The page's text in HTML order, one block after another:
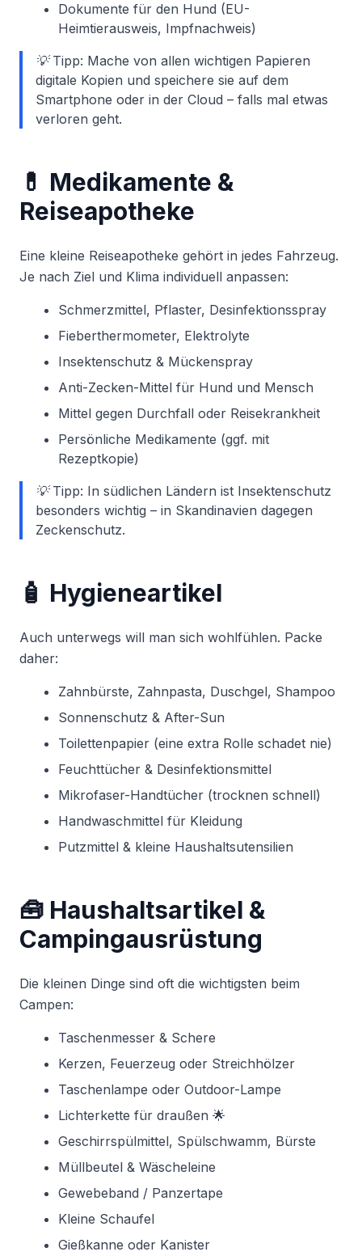
Dokumente für den Hund (EU-
Heimtierausweis, Impfnachweis)
💡 Tipp: Mache von allen wichtigen Papieren
digitale Kopien und speichere sie auf dem
Smartphone oder in der Cloud – falls mal etwas
verloren geht.
💊 Medikamente &
Reiseapotheke
Eine kleine Reiseapotheke gehört in jedes Fahrzeug.
Je nach Ziel und Klima individuell anpassen:
Schmerzmittel, Pflaster, Desinfektionsspray
Fieberthermometer, Elektrolyte
Insektenschutz & Mückenspray
Anti-Zecken-Mittel für Hund und Mensch
Mittel gegen Durchfall oder Reisekrankheit
Persönliche Medikamente (ggf. mit
Rezeptkopie)
💡 Tipp: In südlichen Ländern ist Insektenschutz
besonders wichtig – in Skandinavien dagegen
Zeckenschutz.
🧴 Hygieneartikel
Auch unterwegs will man sich wohlfühlen. Packe
daher:
Zahnbürste, Zahnpasta, Duschgel, Shampoo
Sonnenschutz & After-Sun
Toilettenpapier (eine extra Rolle schadet nie)
Feuchttücher & Desinfektionsmittel
Mikrofaser-Handtücher (trocknen schnell)
Handwaschmittel für Kleidung
Putzmittel & kleine Haushaltsutensilien
🧰 Haushaltsartikel &
Campingausrüstung
Die kleinen Dinge sind oft die wichtigsten beim
Campen:
Taschenmesser & Schere
Kerzen, Feuerzeug oder Streichhölzer
Taschenlampe oder Outdoor-Lampe
Lichterkette für draußen 🌟
Geschirrspülmittel, Spülschwamm, Bürste
Müllbeutel & Wäscheleine
Gewebeband / Panzertape
Kleine Schaufel
Gießkanne oder Kanister